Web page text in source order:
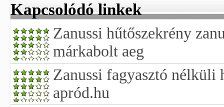
Kapcsolódó linkek
Zanussi hűtőszekrény
márkabolt aeg
Zanussi fagyasztó nélküli
apród.hu